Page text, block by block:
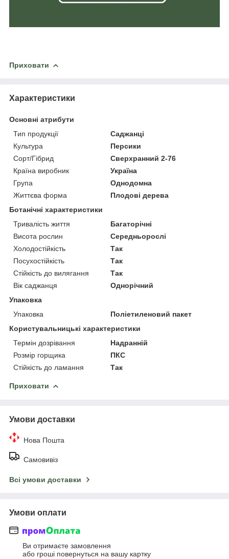
Приховати
Характеристики
Основні атрибути
Тип продукції
Саджанці
Культура
Персики
Сорт/Гібрид
Сверхранний 2-76
Країна виробник
Україна
Група
Однодомна
Життєва форма
Плодові дерева
Ботанічні характеристики
Тривалість життя
Багаторічні
Висота рослин
Середньорослі
Холодостійкість
Так
Посухостійкість
Так
Стійкість до вилягання
Так
Вік саджанця
Однорічний
Упаковка
Упаковка
Поліетиленовий пакет
Користувальницькі характеристики
Термін дозрівання
Надранній
Розмір горщика
ПКС
Стійкість до ламання
Так
Приховати
Умови доставки
Нова Пошта
Самовивіз
Всі умови доставки
Умови оплати
Ви отримаєте замовлення
або гроші повернуться на вашу картку